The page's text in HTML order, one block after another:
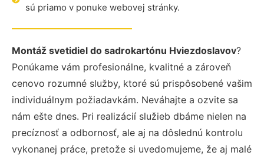
sú priamo v ponuke webovej stránky.
Montáž svetidiel do sadrokartónu Hviezdoslavov?
Ponúkame vám profesionálne, kvalitné a zároveň
cenovo rozumné služby, ktoré sú prispôsobené vašim
individuálnym požiadavkám. Neváhajte a ozvite sa
nám ešte dnes. Pri realizácií služieb dbáme nielen na
precíznosť a odbornosť, ale aj na dôslednú kontrolu
vykonanej práce, pretože si uvedomujeme, že aj malé